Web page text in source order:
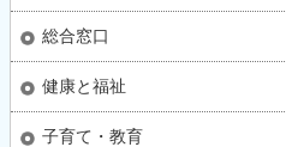
総合窓口
健康と福祉
子育て・教育